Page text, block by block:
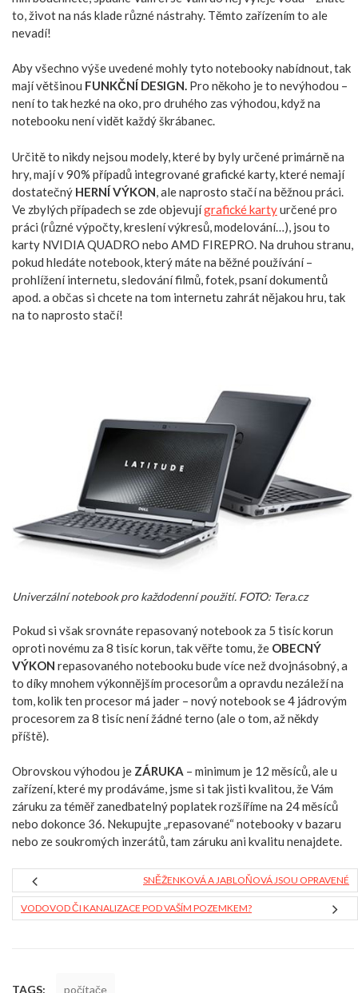
to, život na nás klade různé nástrahy. Těmto zařízením to ale
nevadí!
Aby všechno výše uvedené mohly tyto notebooky nabídnout, tak
mají většinou FUNKČNÍ DESIGN. Pro někoho je to nevýhodou –
není to tak hezké na oko, pro druhého zas výhodou, když na
notebooku není vidět každý škrábanec.
Určitě to nikdy nejsou modely, které by byly určené primárně na
hry, mají v 90% případů integrované grafické karty, které nemají
dostatečný HERNÍ VÝKON, ale naprosto stačí na běžnou práci.
Ve zbylých případech se zde objevujígrafické kartyurčené pro
práci (různé výpočty, kreslení výkresů, modelování…), jsou to
karty NVIDIA QUADRO nebo AMD FIREPRO. Na druhou stranu,
pokud hledáte notebook, který máte na běžné používání –
prohlížení internetu, sledování filmů, fotek, psaní dokumentů
apod. a občas si chcete na tom internetu zahrát nějakou hru, tak
na to naprosto stačí!
Univerzální notebook pro každodenní použití. FOTO: Tera.cz
Pokud si však srovnáte repasovaný notebook za 5 tisíc korun
oproti novému za 8 tisíc korun, tak věřte tomu, že OBECNÝ
VÝKON repasovaného notebooku bude více než dvojnásobný, a
to díky mnohem výkonnějším procesorům a opravdu nezáleží na
tom, kolik ten procesor má jader – nový notebook se 4 jádrovým
procesorem za 8 tisíc není žádné terno (ale o tom, až někdy
příště).
Obrovskou výhodou je ZÁRUKA – minimum je 12 měsíců, ale u
zařízení, které my prodáváme, jsme si tak jisti kvalitou, že Vám
záruku za téměř zanedbatelný poplatek rozšíříme na 24 měsíců
nebo dokonce 36. Nekupujte „repasované“ notebooky v bazaru
nebo ze soukromých inzerátů, tam záruku ani kvalitu nenajdete.
SNĚŽENKOVÁ A JABLOŇOVÁ JSOU OPRAVENÉ
VODOVOD ČI KANALIZACE POD VAŠÍM POZEMKEM?
TAGS: počítače